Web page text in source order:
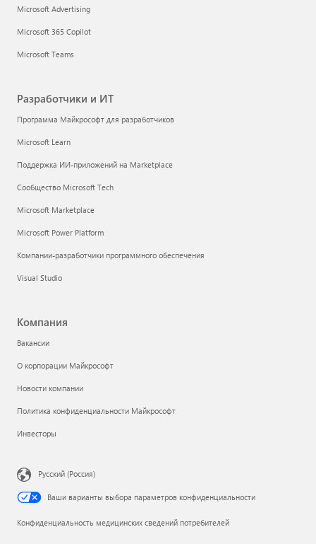
Microsoft Advertising
Microsoft 365 Copilot
Microsoft Teams
Разработчики и ИТ
Программа Майкрософт для разработчиков
Microsoft Learn
Поддержка ИИ-приложений на Marketplace
Сообщество Microsoft Tech
Microsoft Marketplace
Microsoft Power Platform
Компании-разработчики программного обеспечения
Visual Studio
Компания
Вакансии
О корпорации Майкрософт
Новости компании
Политика конфиденциальности Майкрософт
Инвесторы
Русский (Россия)
Ваши варианты выбора параметров конфиденциальности
Конфиденциальность медицинских сведений потребителей